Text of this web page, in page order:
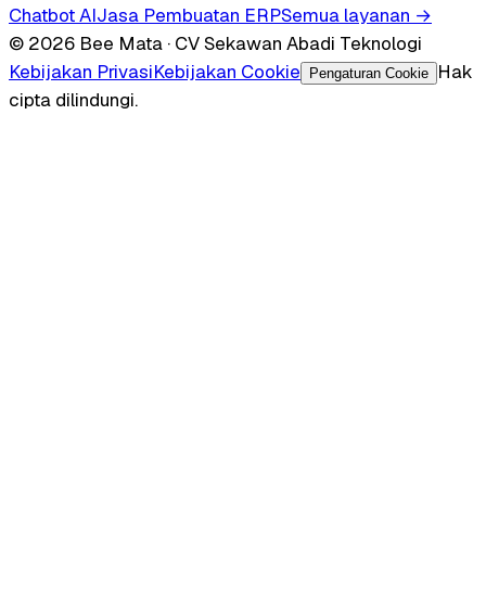
Chatbot AIJasa Pembuatan ERPSemua layanan →
© 2026 Bee Mata · CV Sekawan Abadi Teknologi
Kebijakan PrivasiKebijakan Cookie Pengaturan Cookie
Hak
cipta dilindungi.